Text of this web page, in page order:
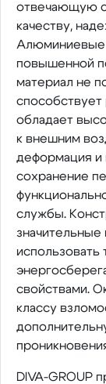
отвечающую
качеству,
Алюминиевые
повышенной
материал не
обладает
к внешним
деформация и
сохранение
службы.
значительные
использовать
свойствами.
классу
DIVA-GROUP